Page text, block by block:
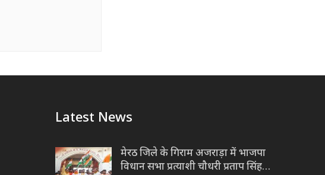
Latest News
मेरठ जिले के गिराम अजराड़ा में भाजपा
विधान सभा प्रत्याशी चौधरी प्रताप सिंह…